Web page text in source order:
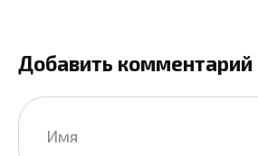
Добавить комментарий
Имя